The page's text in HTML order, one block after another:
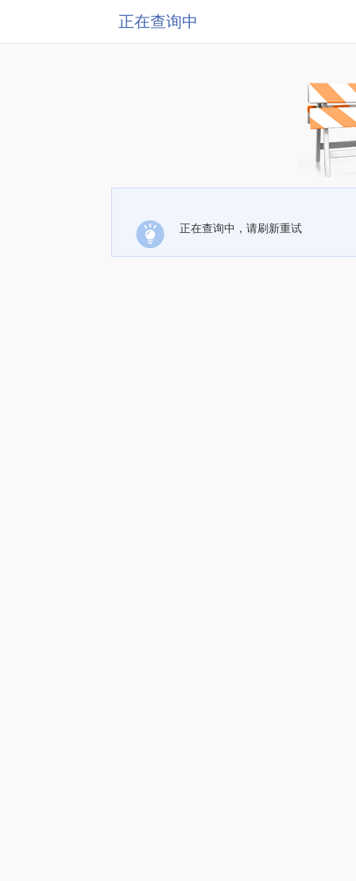
正在查询中
正在查询中，请刷新重试